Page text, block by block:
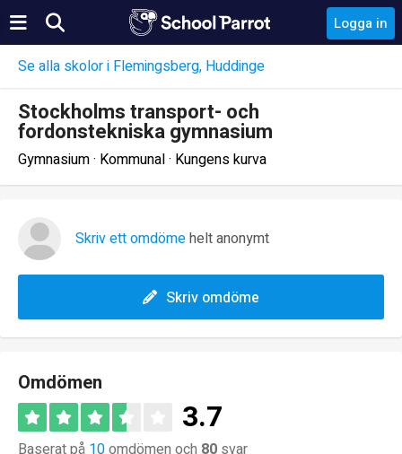
Logga in
Se alla skolor i Flemingsberg, Huddinge
Stockholms transport- och
fordonstekniska gymnasium
Gymnasium · Kommunal · Kungens kurva
Skriv ett omdömehelt anonymt
Skriv omdöme
Omdömen
3.7
Baserat på 10omdömen och 80 svar